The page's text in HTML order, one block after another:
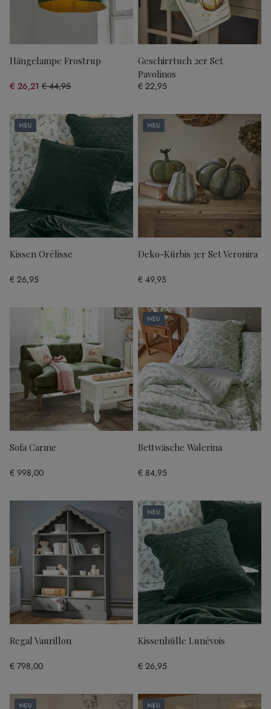
Hängelampe Frostrup
€ 26,21 € 44,95
(41.69% gespart)
Geschirrtuch 2er Set
Pavolinos
€ 22,95
Neu
Kissen Orélisse
€ 26,95
Neu
Deko-Kürbis 3er Set Veronira
€ 49,95
Sofa Carme
€ 998,00
Neu
Bettwäsche Walerina
€ 84,95
Regal Vaurillon
€ 798,00
Neu
Kissenhülle Lunévois
€ 26,95
Neu Neu